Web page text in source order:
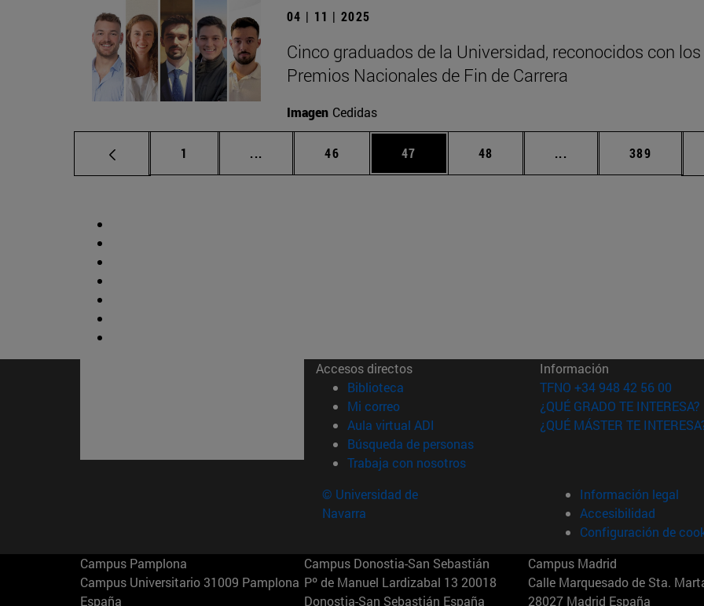
04 | 11 | 2025
Cinco graduados de la Universidad, reconocidos con los
Premios Nacionales de Fin de Carrera
Imagen Cedidas
Página
1 ... Páginas intermedias Use TAB para desplazarse.
Página
46 Página
47 Página
48 ... Páginas intermedias
Página
389
Accesos directos
Biblioteca (abre en nueva ventana)
Mi correo(abre en nueva ventana)
Aula virtual ADI (abre en nueva ventana)
Búsqueda de personas(abre en nueva ventana)
Trabaja con nosotros(abre en nueva ventana)
Información
TFNO +34 948 42 56 00
¿QUÉ GRADO TE INTERESA?
¿QUÉ MÁSTER TE
© Universidad de
Navarra
Información legal
Accesibilidad
Configuración de
Campus Pamplona
Campus Universitario 31009 Pamplona
España
Campus Donostia-San Sebastián
Pº de Manuel Lardizabal 13 20018
Donostia-San Sebastián España
Campus Madrid
Calle Marquesado de Sta.
28027 Madrid España